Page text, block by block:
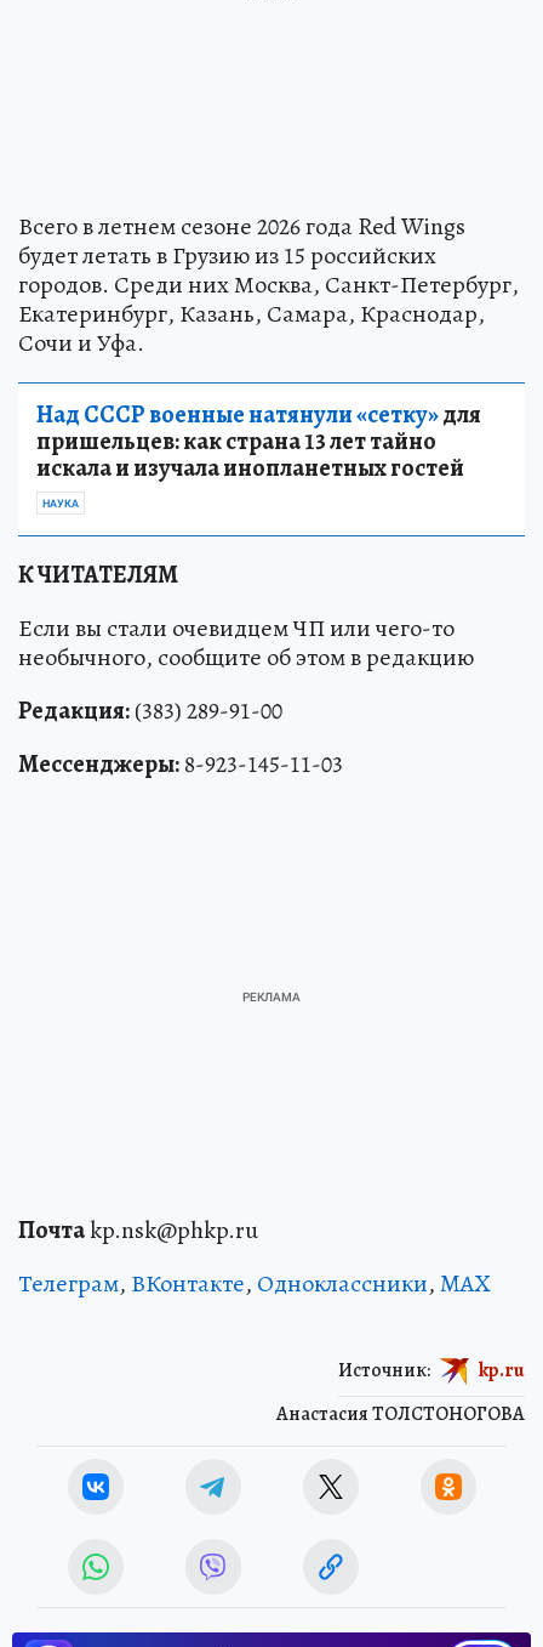
Всего в летнем сезоне 2026 года Red Wings
будет летать в Грузию из 15 российских
городов. Среди них Москва, Санкт-Петербург,
Екатеринбург, Казань, Самара, Краснодар,
Сочи и Уфа.
Над СССР военные натянули «сетку»для
пришельцев: как страна 13 лет тайно
искала и изучала инопланетных гостей
НАУКА
К ЧИТАТЕЛЯМ
Если вы стали очевидцем ЧП или чего-то
необычного, сообщите об этом в редакцию
Редакция:(383) 289-91-00
Мессенджеры:8-923-145-11-03
Почтаkp.nsk@phkp.ru
Телеграм, ВКонтакте, Одноклассники,MAX
Анастасия ТОЛСТОНОГОВА
Источник: kp.ru